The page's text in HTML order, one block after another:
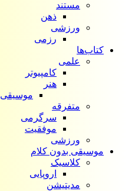
مستند
ذهن
ورزشی
رزمی
کتاب‌ها
علمی
کامپیوتر
هنر
موسیقی
متفرقه
سرگرمی
موفقیت
ورزشی
موسیقی بدون کلام
کلاسیک
اروپایی
مدیتیشن